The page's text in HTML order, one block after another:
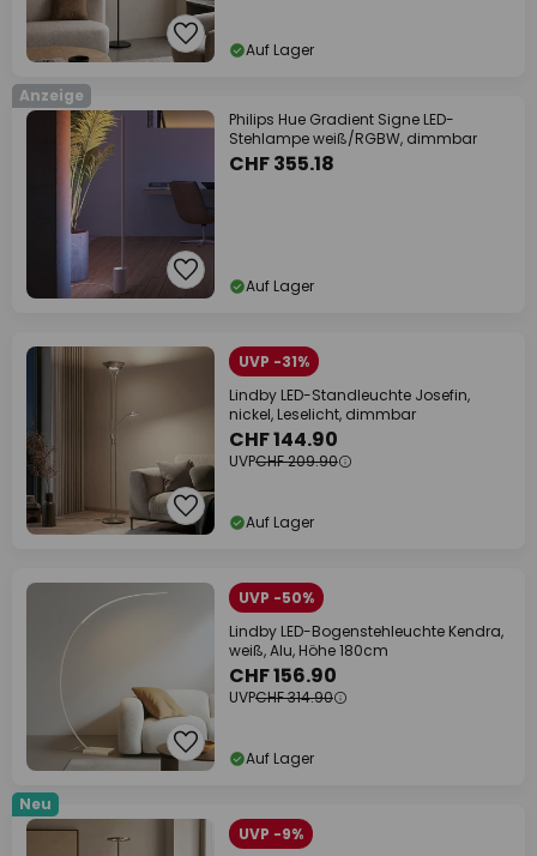
Auf Lager
Anzeige
Philips Hue Gradient Signe LED-
Stehlampe weiß/RGBW, dimmbar
CHF 355.18
Auf Lager
UVP -31%
Lindby LED-Standleuchte Josefin,
nickel, Leselicht, dimmbar
CHF 144.90
UVPCHF 209.90
Auf Lager
UVP -50%
Lindby LED-Bogenstehleuchte Kendra,
weiß, Alu, Höhe 180cm
CHF 156.90
UVPCHF 314.90
Auf Lager
Neu
UVP -9%